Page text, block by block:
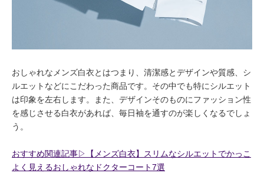
おしゃれなメンズ白衣とはつまり、清潔感とデザインや質感、シ
ルエットなどにこだわった商品です。その中でも特にシルエット
は印象を左右します。また、デザインそのものにファッション性
を感じさせる白衣があれば、毎日袖を通すのが楽しくなるでしょ
う。
おすすめ関連記事▷【メンズ白衣】スリムなシルエットでかっこ
よく見えるおしゃれなドクターコート7選